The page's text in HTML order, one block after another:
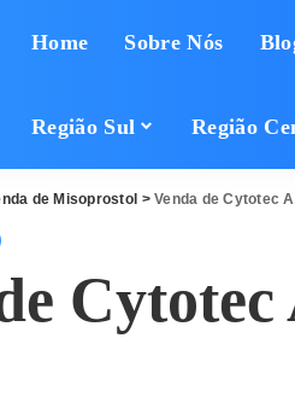
Home Sobre Nós
Região Sul Região
de Misoprostol >Venda de Cytotec